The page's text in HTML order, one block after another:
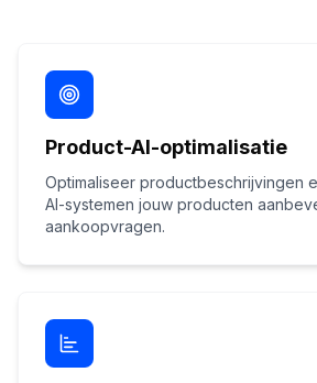
Product-AI-optimalisatie
Optimaliseer productbeschrijvingen
AI-systemen jouw producten
aankoopvragen.